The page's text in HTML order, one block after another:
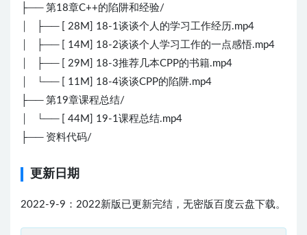
├── 第18章C++的陷阱和经验/
│ ├── [ 28M] 18-1谈谈个人的学习工作经历.mp4
│ ├── [ 14M] 18-2谈谈个人学习工作的一点感悟.mp4
│ ├── [ 29M] 18-3推荐几本CPP的书籍.mp4
│ └── [ 11M] 18-4谈谈CPP的陷阱.mp4
├── 第19章课程总结/
│ └── [ 44M] 19-1课程总结.mp4
├── 资料代码/
更新日期
2022-9-9：2022新版已更新完结，无密版百度云盘下载。